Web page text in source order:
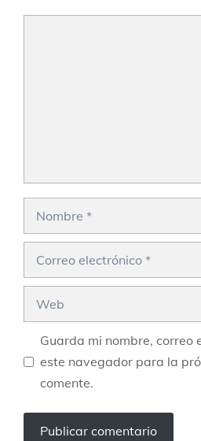
Guarda mi nombre, correo
este navegador para la
comente.